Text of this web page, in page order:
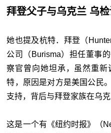
拜登父子与乌克兰 乌
她也提及杭特．拜登（
公司（Burisma）担任董事
察官曾向她坦承，虽然重
特，原因是对方是美国公民
支持，背后与拜登家族在乌
这是一个有《纽约时报》（